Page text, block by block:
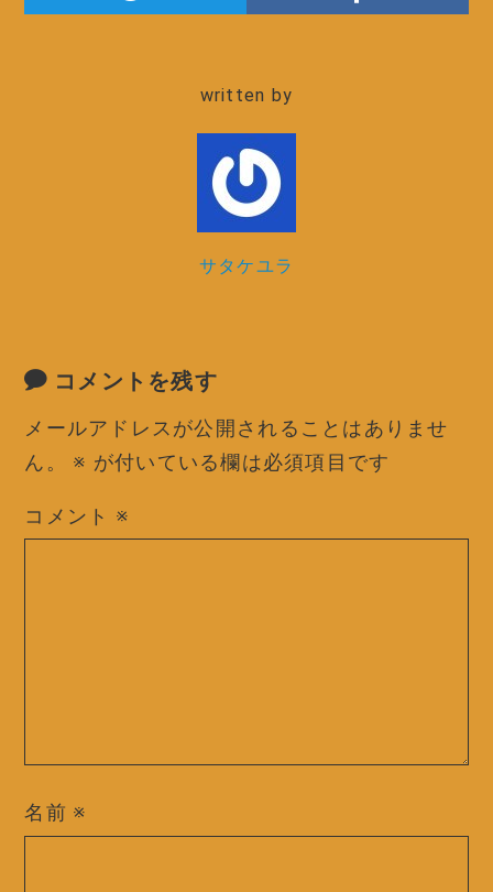
written by
サタケユラ
コメントを残す
メールアドレスが公開されることはありませ
ん。
※ が付いている欄は必須項目です
コメント ※
名前 ※